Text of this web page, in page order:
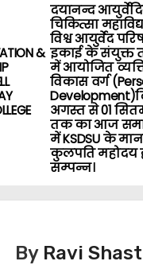
दयानन्द
चिकित्सा
विश्व आयुर्वेद
इकाई के संयुक्त
में आयोजित
विकास वर्ग
अगस्त से 01
तक का आज
में KSDSU के
कुलपति महोदय
सम्पन्न।
&
By Ravi